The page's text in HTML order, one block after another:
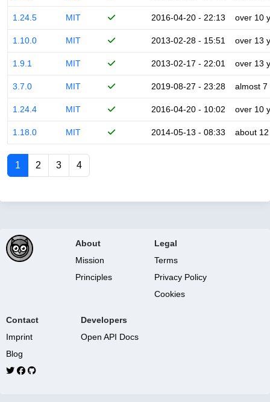
1.24.5 MIT 2016-04-20 - 22:13 over 10
1.10.0 MIT 2013-02-28 - 15:51 over 13
1.9.1 MIT 2013-02-17 - 22:01 over 13
3.7.0 MIT 2019-08-27 - 23:28 almost 7
1.24.4 MIT 2016-04-20 - 10:02 over 10
1.18.0 MIT 2014-05-13 - 08:33 about
1 2 3 4
About
Mission
Principles
Legal
Terms
Privacy Policy
Cookies
Contact
Imprint
Blog
Developers
Open API Docs